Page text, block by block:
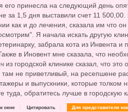
его принесла на следующий день
за 1,5 дня выставили счет 11
как и до лечения, сказала им что
Я начала искать другую
забрала кота из Инвента
в Иновент мне сказала, что
из городской клинике сказал, что
не приветливый, на ресепшене
и выпускники, которые толком
туда, обратитесь лучше в городскую
окне Цитировать Для представителя